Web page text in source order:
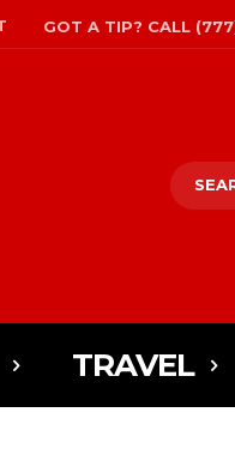
GOT A TIP? CALL
TRAVEL